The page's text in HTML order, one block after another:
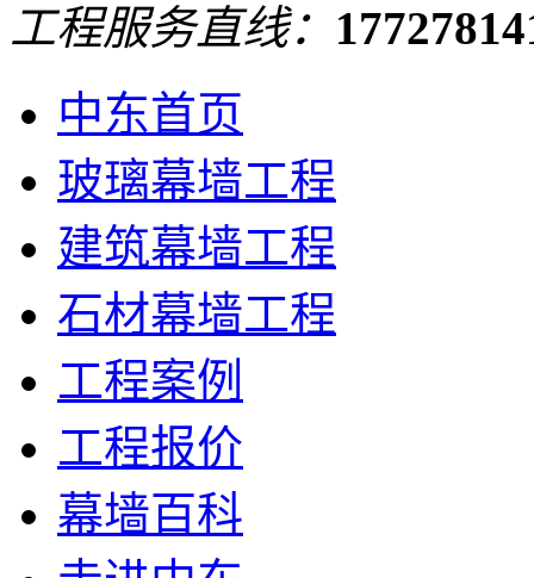
工程服务直线：
中东首页
玻璃幕墙工程
建筑幕墙工程
石材幕墙工程
工程案例
工程报价
幕墙百科